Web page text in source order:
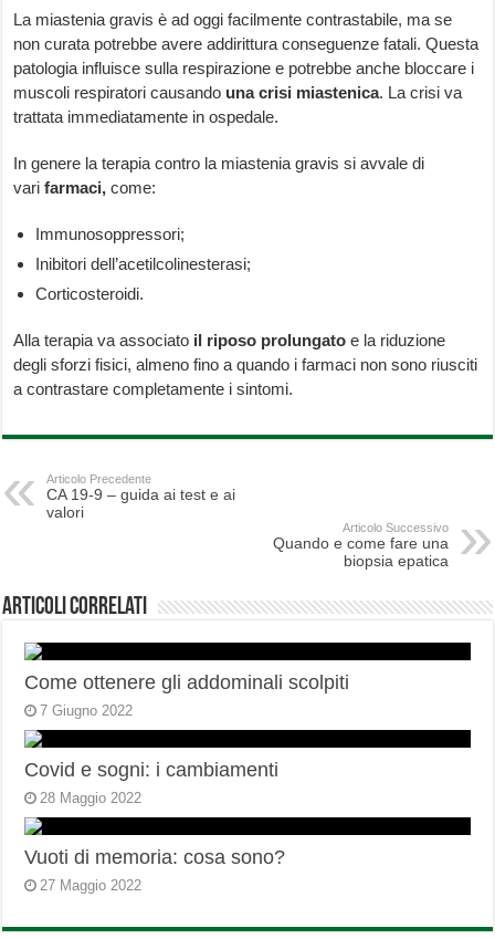
La miastenia gravis è ad oggi facilmente contrastabile, ma se
non curata potrebbe avere addirittura conseguenze fatali. Questa
patologia influisce sulla respirazione e potrebbe anche bloccare i
muscoli respiratori causando una crisi miastenica. La crisi va
trattata immediatamente in ospedale.
In genere la terapia contro la miastenia gravis si avvale di
varifarmaci, come:
Immunosoppressori;
Inibitori dell’acetilcolinesterasi;
Corticosteroidi.
Alla terapia va associato il riposo prolungato e la riduzione
degli sforzi fisici, almeno fino a quando i farmaci non sono riusciti
a contrastare completamente i sintomi.
Articolo Precedente
CA 19-9 – guida ai test e ai
valori
Articolo Successivo
Quando e come fare una
biopsia epatica
Articoli correlati
Come ottenere gli addominali scolpiti
7 Giugno 2022
Covid e sogni: i cambiamenti
28 Maggio 2022
Vuoti di memoria: cosa sono?
27 Maggio 2022